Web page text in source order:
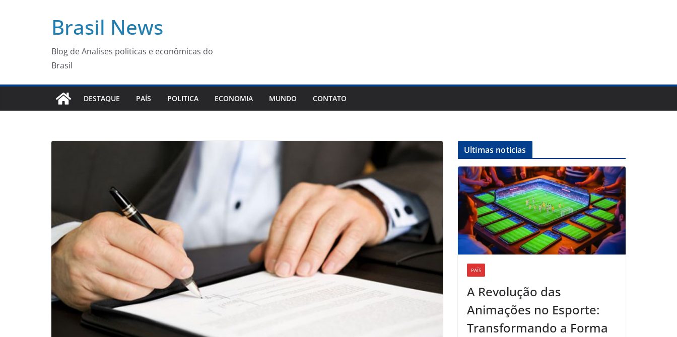
Brasil News
Blog de Analises politicas e econômicas do
Brasil
DESTAQUE PAÍS POLITICA ECONOMIA MUNDO CONTATO
Ultimas noticias
PAÍS
A Revolução das
Animações no Esporte:
Transformando a Forma